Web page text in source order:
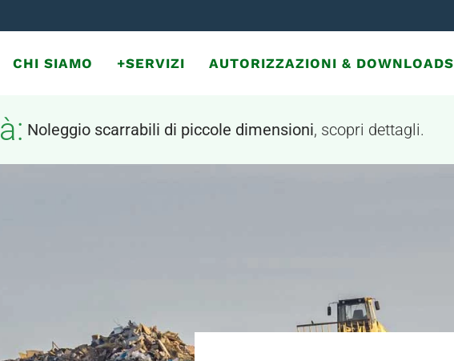
CHI SIAMO +SERVIZI AUTORIZZAZIONI & DOWNLOADS
Noleggio scarrabili di piccole dimensioni, scopri dettagli.